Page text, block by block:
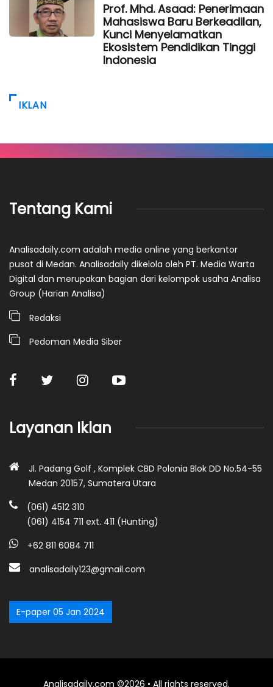
Prof. Mhd. Asaad: Penerimaan
Mahasiswa Baru Berkeadilan,
Kunci Menyelamatkan
Ekosistem Pendidikan Tinggi
Indonesia
IKLAN
Tentang Kami
Analisadaily.com adalah media online yang berkantor
pusat di Medan. Analisadaily dikelola oleh PT. Media Warta
Digital dan merupakan bagian dari kelompok usaha Analisa
Group (Harian Analisa)
Redaksi
Pedoman Media Siber
Layanan Iklan
Jl. Padang Golf , Komplek CBD Polonia Blok DD No.54-55
Medan 20157, Sumatera Utara
(061) 4512 310
(061) 4154 711 ext. 411 (Hunting)
+62 811 6084 711
analisadaily123@gmail.com
E-paper 05 Jan 2024
Analisadaily.com ©2026 • All rights reserved.